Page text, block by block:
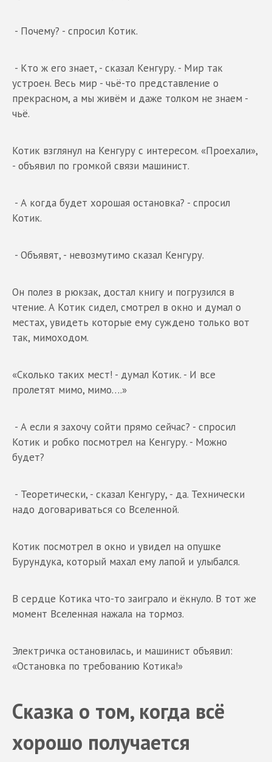
- Почему? - спросил Котик.
- Кто ж его знает, - сказал Кенгуру. - Мир так
устроен. Весь мир - чьё-то представление о
прекрасном, а мы живём и даже толком не знаем -
чьё.
Котик взглянул на Кенгуру с интересом. «Проехали»,
- объявил по громкой связи машинист.
- А когда будет хорошая остановка? - спросил
Котик.
- Объявят, - невозмутимо сказал Кенгуру.
Он полез в рюкзак, достал книгу и погрузился в
чтение. А Котик сидел, смотрел в окно и думал о
местах, увидеть которые ему суждено только вот
так, мимоходом.
«Сколько таких мест! - думал Котик. - И все
пролетят мимо, мимо….»
- А если я захочу сойти прямо сейчас? - спросил
Котик и робко посмотрел на Кенгуру. - Можно
будет?
- Теоретически, - сказал Кенгуру, - да. Технически
надо договариваться со Вселенной.
Котик посмотрел в окно и увидел на опушке
Бурундука, который махал ему лапой и улыбался.
В сердце Котика что-то заиграло и ёкнуло. В тот же
момент Вселенная нажала на тормоз.
Электричка остановилась, и машинист объявил:
«Остановка по требованию Котика!»
Сказка о том, когда всё
хорошо получается